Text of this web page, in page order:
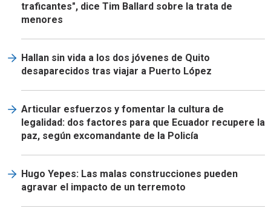
traficantes", dice Tim Ballard sobre la trata de
menores
Hallan sin vida a los dos jóvenes de Quito
desaparecidos tras viajar a Puerto López
Articular esfuerzos y fomentar la cultura de
legalidad: dos factores para que Ecuador recupere la
paz, según excomandante de la Policía
Hugo Yepes: Las malas construcciones pueden
agravar el impacto de un terremoto